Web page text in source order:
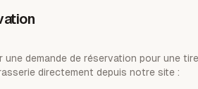
une demande de réservation pour une
directement depuis notre site :